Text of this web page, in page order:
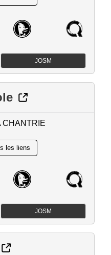
JOSM
CHANTRIE
JOSM